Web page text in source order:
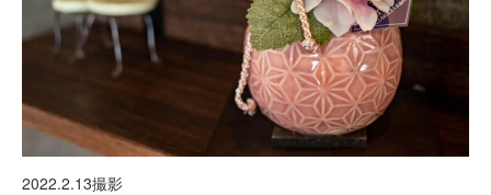
2022.2.13撮影